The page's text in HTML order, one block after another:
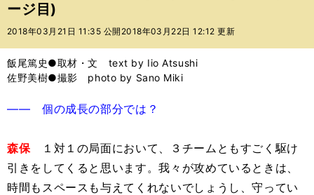
テ
ー
バ
ージ目)
2018年03月21日 11:35 公開 2018年03月22日 12:12 更新
飯尾篤史●取材・文 text by Iio Atsushi
佐野美樹●撮影 photo by Sano Miki
―― 個の成長の部分では？
森保１対１の局面において、３チームともすごく駆け
引きをしてくると思います。我々が攻めているときは、
時間もスペースも与えてくれないでしょうし、守ってい